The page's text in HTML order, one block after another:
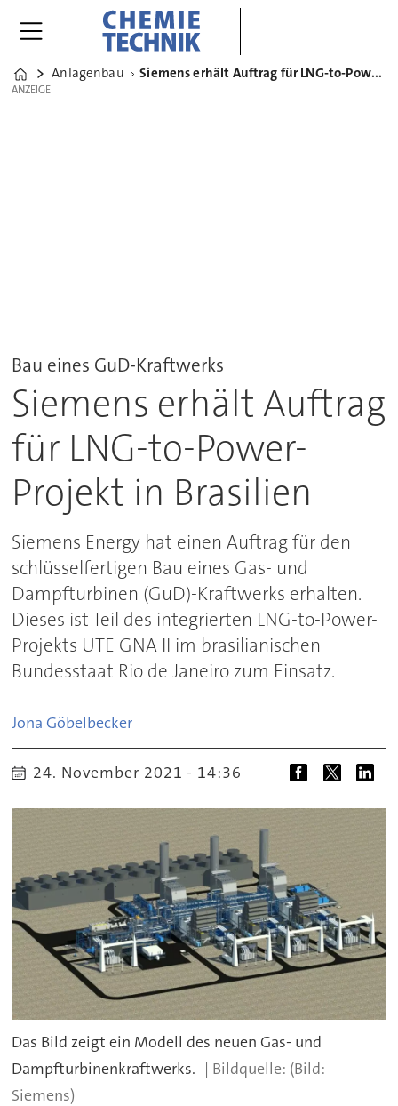
Home
Anlagenbau Siemens erhält Auftrag für LNG-to-Power-Projekt in Brasilien
ANZEIGE
ANZEIGE
Bau eines GuD-Kraftwerks
Siemens erhält Auftrag
für LNG-to-Power-
Projekt in Brasilien
Siemens Energy hat einen Auftrag für den
schlüsselfertigen Bau eines Gas- und
Dampfturbinen (GuD)-Kraftwerks erhalten.
Dieses ist Teil des integrierten LNG-to-Power-
Projekts UTE GNA II im brasilianischen
Bundesstaat Rio de Janeiro zum Einsatz.
Jona Göbelbecker
24. November 2021 - 14:36
Das Bild zeigt ein Modell des neuen Gas- und
Dampfturbinenkraftwerks.
(Bild:
Siemens)